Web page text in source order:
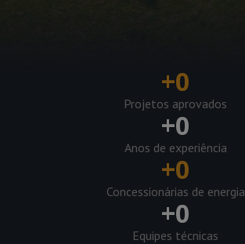
+0
Projetos aprovados
+0
Anos de experiência
+0
Concessionárias de energia
+0
Equipes técnicas